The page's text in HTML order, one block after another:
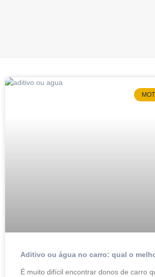
Aditivo ou água no carro: qual o
É muito difícil encontrar donos de carro